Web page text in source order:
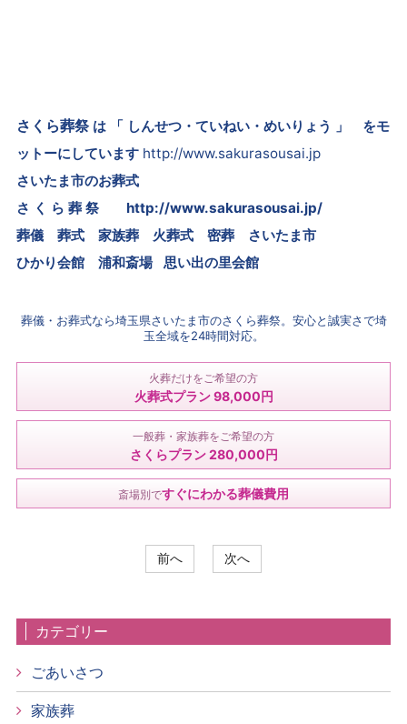
さくら葬祭は 「 しんせつ・ていねい・めいりょう 」 をモ
ットーにしています http://www.sakurasousai.jp
さいたま市のお葬式
さ く ら 葬 祭
http://www.sakurasousai.jp/
葬儀 葬式 家族葬 火葬式 密葬さいたま市
ひかり会館 浦和斎場 思い出の里会館
葬儀・お葬式なら埼玉県さいたま市のさくら葬祭。安心と誠実さで埼
玉全域を24時間対応。
火葬だけをご希望の方
火葬式プラン 98,000円
一般葬・家族葬をご希望の方
さくらプラン 280,000円
斎場別ですぐにわかる葬儀費用
前へ 次へ
カテゴリー
ごあいさつ
家族葬